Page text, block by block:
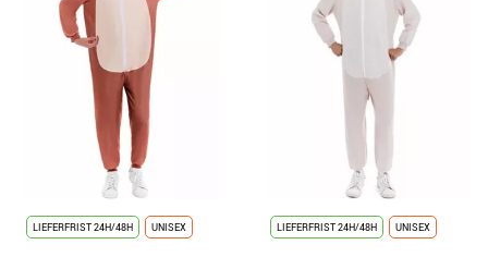
LIEFERFRIST 24H/48H UNISEX LIEFERFRIST 24H/48H UNISEX